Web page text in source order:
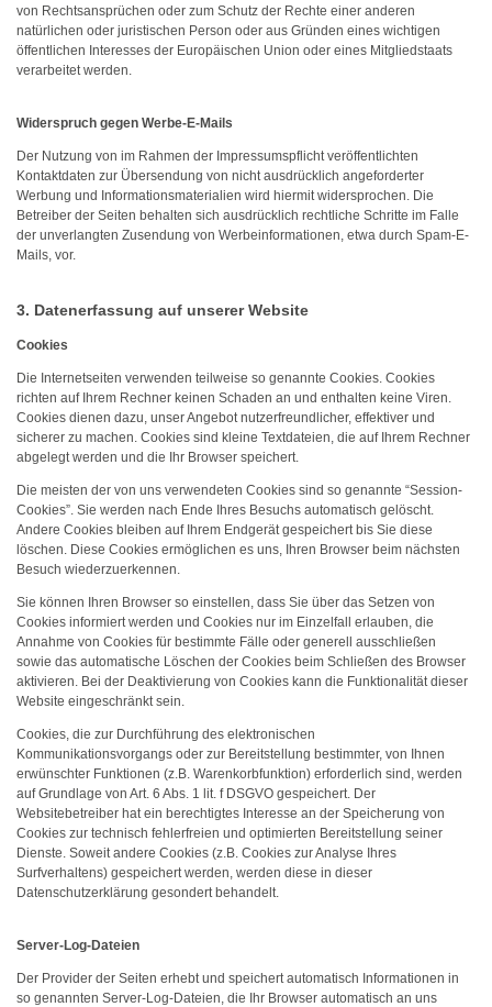
von Rechtsansprüchen oder zum Schutz der Rechte einer anderen
natürlichen oder juristischen Person oder aus Gründen eines wichtigen
öffentlichen Interesses der Europäischen Union oder eines Mitgliedstaats
verarbeitet werden.
Widerspruch gegen Werbe-E-Mails
Der Nutzung von im Rahmen der Impressumspflicht veröffentlichten
Kontaktdaten zur Übersendung von nicht ausdrücklich angeforderter
Werbung und Informationsmaterialien wird hiermit widersprochen. Die
Betreiber der Seiten behalten sich ausdrücklich rechtliche Schritte im Falle
der unverlangten Zusendung von Werbeinformationen, etwa durch Spam-E-
Mails, vor.
3. Datenerfassung auf unserer Website
Cookies
Die Internetseiten verwenden teilweise so genannte Cookies. Cookies
richten auf Ihrem Rechner keinen Schaden an und enthalten keine Viren.
Cookies dienen dazu, unser Angebot nutzerfreundlicher, effektiver und
sicherer zu machen. Cookies sind kleine Textdateien, die auf Ihrem Rechner
abgelegt werden und die Ihr Browser speichert.
Die meisten der von uns verwendeten Cookies sind so genannte “Session-
Cookies”. Sie werden nach Ende Ihres Besuchs automatisch gelöscht.
Andere Cookies bleiben auf Ihrem Endgerät gespeichert bis Sie diese
löschen. Diese Cookies ermöglichen es uns, Ihren Browser beim nächsten
Besuch wiederzuerkennen.
Sie können Ihren Browser so einstellen, dass Sie über das Setzen von
Cookies informiert werden und Cookies nur im Einzelfall erlauben, die
Annahme von Cookies für bestimmte Fälle oder generell ausschließen
sowie das automatische Löschen der Cookies beim Schließen des Browser
aktivieren. Bei der Deaktivierung von Cookies kann die Funktionalität dieser
Website eingeschränkt sein.
Cookies, die zur Durchführung des elektronischen
Kommunikationsvorgangs oder zur Bereitstellung bestimmter, von Ihnen
erwünschter Funktionen (z.B. Warenkorbfunktion) erforderlich sind, werden
auf Grundlage von Art. 6 Abs. 1 lit. f DSGVO gespeichert. Der
Websitebetreiber hat ein berechtigtes Interesse an der Speicherung von
Cookies zur technisch fehlerfreien und optimierten Bereitstellung seiner
Dienste. Soweit andere Cookies (z.B. Cookies zur Analyse Ihres
Surfverhaltens) gespeichert werden, werden diese in dieser
Datenschutzerklärung gesondert behandelt.
Server-Log-Dateien
Der Provider der Seiten erhebt und speichert automatisch Informationen in
so genannten Server-Log-Dateien, die Ihr Browser automatisch an uns